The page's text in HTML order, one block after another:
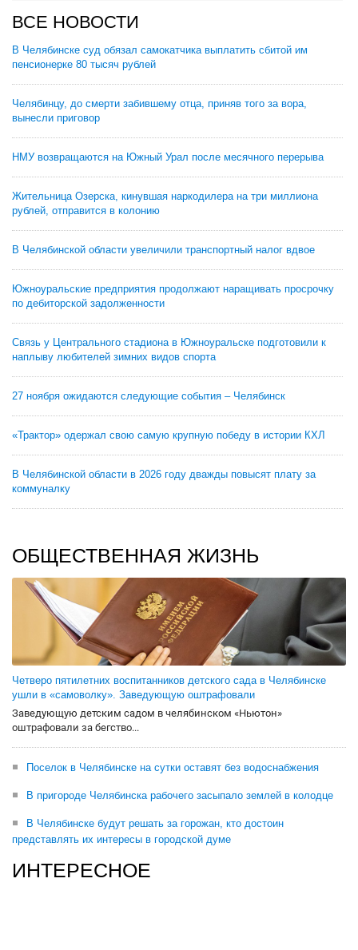
ВСЕ НОВОСТИ
В Челябинске суд обязал самокатчика выплатить сбитой им
пенсионерке 80 тысяч рублей
Челябинцу, до смерти забившему отца, приняв того за вора,
вынесли приговор
НМУ возвращаются на Южный Урал после месячного перерыва
Жительница Озерска, кинувшая наркодилера на три миллиона
рублей, отправится в колонию
В Челябинской области увеличили транспортный налог вдвое
Южноуральские предприятия продолжают наращивать просрочку
по дебиторской задолженности
Связь у Центрального стадиона в Южноуральске подготовили к
наплыву любителей зимних видов спорта
27 ноября ожидаются следующие события – Челябинск
«Трактор» одержал свою самую крупную победу в истории КХЛ
В Челябинской области в 2026 году дважды повысят плату за
коммуналку
ОБЩЕСТВЕННАЯ ЖИЗНЬ
Четверо пятилетних воспитанников детского сада в Челябинске
ушли в «самоволку». Заведующую оштрафовали
Заведующую детским садом в челябинском «Ньютон»
оштрафовали за бегство...
Поселок в Челябинске на сутки оставят без водоснабжения
В пригороде Челябинска рабочего засыпало землей в колодце
В Челябинске будут решать за горожан, кто достоин
представлять их интересы в городской думе
ИНТЕРЕСНОЕ